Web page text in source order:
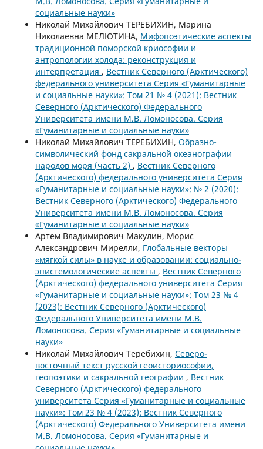
социальные науки»
Николай Михайлович ТЕРЕБИХИН, Марина
Николаевна МЕЛЮТИНА, Мифопоэтические аспекты
традиционной поморской криософии и
антропологии холода: реконструкция и
интерпретация , Вестник Северного (Арктического)
федерального университета Серия «Гуманитарные
и социальные науки»: Том 21 № 4 (2021): Вестник
Северного (Арктического) Федерального
Университета имени М.В. Ломоносова. Серия
«Гуманитарные и социальные науки»
Николай Михайлович ТЕРЕБИХИН, Образно-
символический фонд сакральной океанографии
народов моря (часть 2) , Вестник Северного
(Арктического) федерального университета Серия
«Гуманитарные и социальные науки»: № 2 (2020):
Вестник Северного (Арктического) Федерального
Университета имени М.В. Ломоносова. Серия
«Гуманитарные и социальные науки»
Артем Владимирович Макулин, Морис
Александрович Мирелли, Глобальные векторы
«мягкой силы» в науке и образовании: социально-
эпистемологические аспекты , Вестник Северного
(Арктического) федерального университета Серия
«Гуманитарные и социальные науки»: Том 23 № 4
(2023): Вестник Северного (Арктического)
Федерального Университета имени М.В.
Ломоносова. Серия «Гуманитарные и социальные
науки»
Николай Михайлович Теребихин, Северо-
восточный текст русской геоисториософии,
геопоэтики и сакральной географии , Вестник
Северного (Арктического) федерального
университета Серия «Гуманитарные и социальные
науки»: Том 23 № 4 (2023): Вестник Северного
(Арктического) Федерального Университета имени
М.В. Ломоносова. Серия «Гуманитарные и